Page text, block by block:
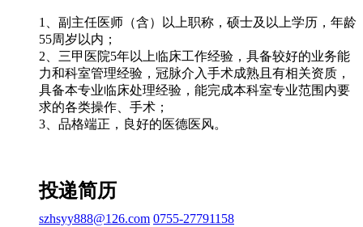
1、副主任医师（含）以上职称，硕士及以上学历，年龄
55周岁以内；
2、三甲医院5年以上临床工作经验，具备较好的业务能
力和科室管理经验，冠脉介入手术成熟且有相关资质，
具备本专业临床处理经验，能完成本科室专业范围内要
求的各类操作、手术；
3、品格端正，良好的医德医风。
投递简历
szhsyy888@126.com 0755-27791158